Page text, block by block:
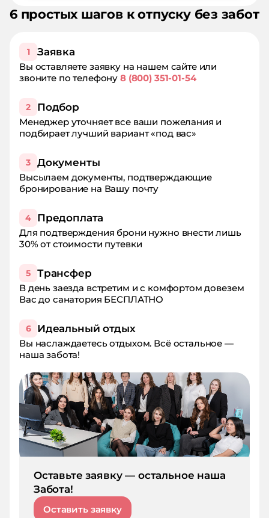
6 простых шагов к отпуску без забот
1 Заявка
Вы оставляете заявку на нашем сайте или
звоните по телефону8 (800) 351-01-54
2 Подбор
Менеджер уточняет все ваши пожелания и
подбирает лучший вариант «под вас»
3 Документы
Высылаем документы, подтверждающие
бронирование на Вашу почту
4 Предоплата
Для подтверждения брони нужно внести лишь
30% от стоимости путевки
5 Трансфер
В день заезда встретим и с комфортом довезем
Вас до санатория БЕСПЛАТНО
6 Идеальный отдых
Вы наслаждаетесь отдыхом. Всё остальное —
наша забота!
Оставьте заявку — остальное наша
Забота!
Оставить заявку